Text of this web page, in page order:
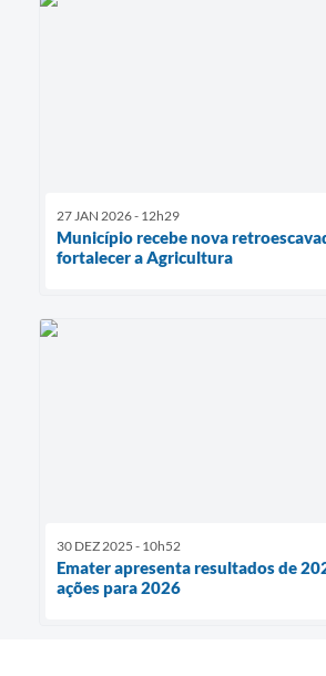
27 JAN 2026 - 12h29
Município recebe nova
fortalecer a Agricultura
30 DEZ 2025 - 10h52
Emater apresenta resultados de
ações para 2026